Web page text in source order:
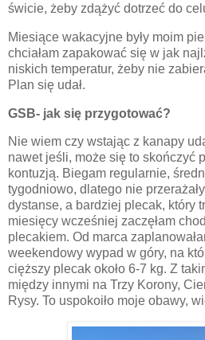
świcie, żeby zdążyć dotrzeć do
Miesiące wakacyjne były moim
chciałam zapakować się w jak
niskich temperatur, żeby nie
Plan się udał.
GSB- jak się przygotować?
Nie wiem czy wstając z kanapy
nawet jeśli, może się to skończyć
kontuzją. Biegam regularnie,
tygodniowo, dlatego nie
dystanse, a bardziej plecak, który
miesięcy wcześniej zaczęłam
plecakiem. Od marca
weekendowy wypad w góry, na
cięższy plecak około 6-7 kg. Z
między innymi na Trzy Korony,
Rysy. To uspokoiło moje obawy,